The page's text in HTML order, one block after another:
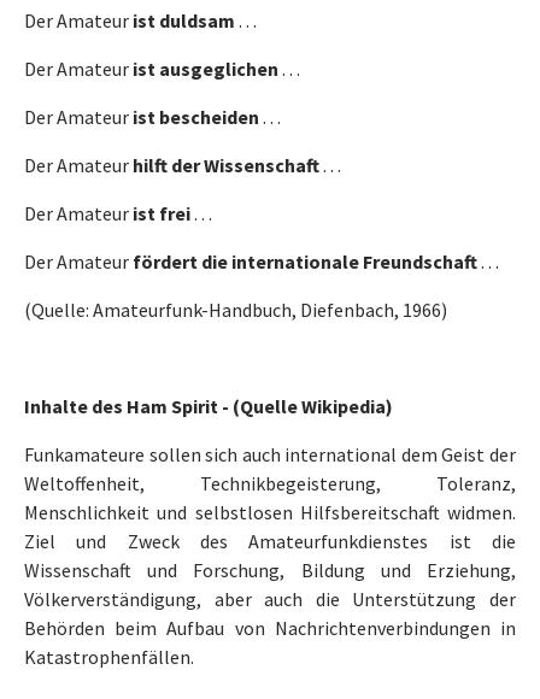
Der Amateur ist duldsam . . .
Der Amateur ist ausgeglichen . . .
Der Amateur ist bescheiden . . .
Der Amateur hilft der Wissenschaft. . .
Der Amateur ist frei. . .
Der Amateur fördert die internationale Freundschaft. . .
(Quelle: Amateurfunk-Handbuch, Diefenbach, 1966)
Inhalte des Ham Spirit - (Quelle Wikipedia)
Funkamateure sollen sich auch international dem Geist der
Weltoffenheit, Technikbegeisterung, Toleranz,
Menschlichkeit und selbstlosen Hilfsbereitschaft widmen.
Ziel und Zweck des Amateurfunkdienstes ist die
Wissenschaft und Forschung, Bildung und Erziehung,
Völkerverständigung, aber auch die Unterstützung der
Behörden beim Aufbau von Nachrichtenverbindungen in
Katastrophenfällen.